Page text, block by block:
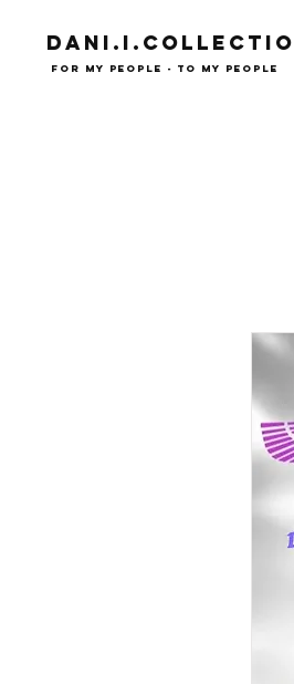
For my people - To my people